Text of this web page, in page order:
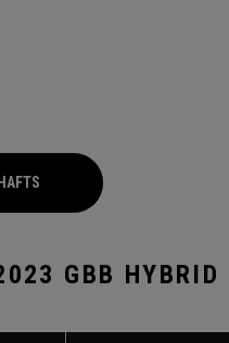
GBB HYBRID